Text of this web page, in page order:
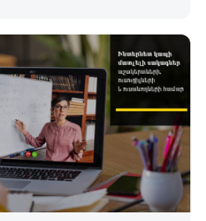
поля Port, Proxy,
0611